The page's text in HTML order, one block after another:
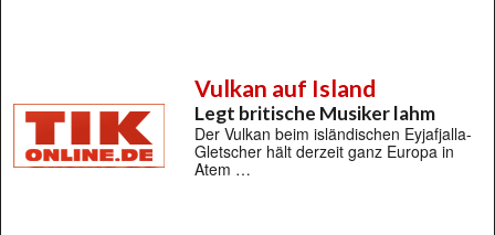
Vulkan auf Island
Legt britische Musiker lahm
Der Vulkan beim isländischen Eyjafjalla-
Gletscher hält derzeit ganz Europa in
Atem …